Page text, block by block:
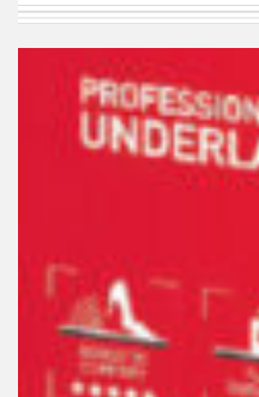
przytulnej i